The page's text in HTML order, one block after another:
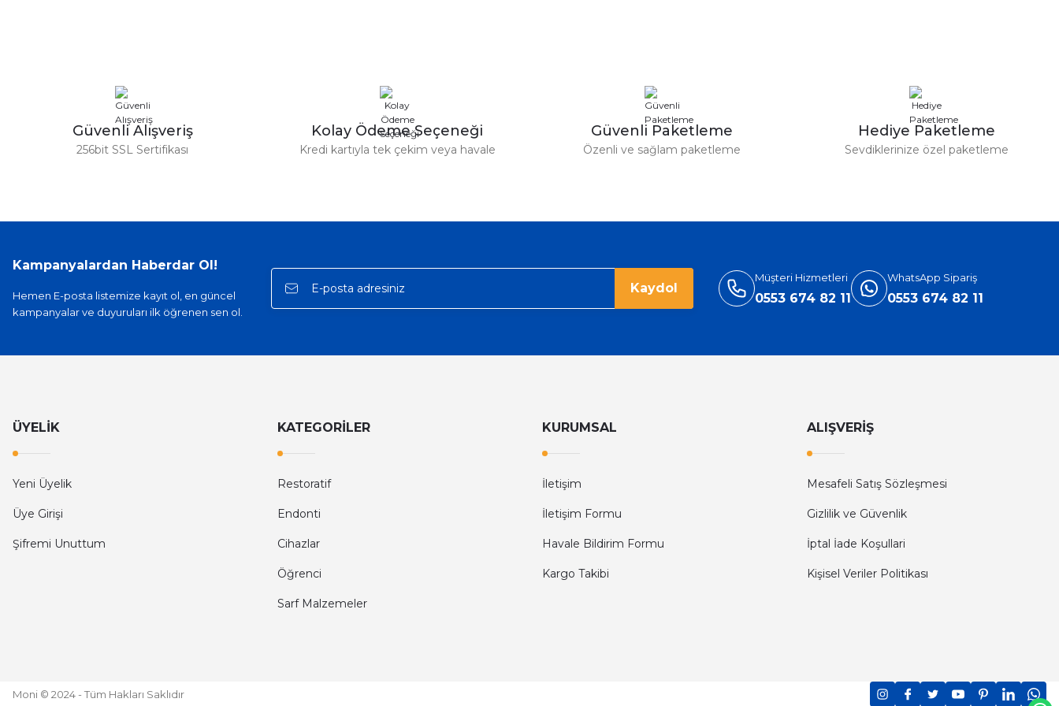
Ürün fiyatı diğer sitelerden daha pahalı.
Bu ürüne benzer farklı alternatifler olmalı.
Gönder
Güvenli Alışveriş
256bit SSL Sertifikası
Kolay Ödeme Seçeneği
Kredi kartıyla tek çekim veya havale
Güvenli Paketleme
Özenli ve sağlam paketleme
Hediye Paketleme
Sevdiklerinize özel paketleme
Kampanyalardan Haberdar Ol!
Hemen E-posta listemize kayıt ol, en güncel
kampanyalar ve duyuruları ilk öğrenen sen ol.
Kaydol
Müşteri Hizmetleri
0553 674 82 11
WhatsApp Sipariş
0553 674 82 11
ÜYELİK
Yeni Üyelik
Üye Girişi
Şifremi Unuttum
KATEGORİLER
Restoratif
Endonti
Cihazlar
Öğrenci
Sarf Malzemeler
KURUMSAL
İletişim
İletişim Formu
Havale Bildirim Formu
Kargo Takibi
ALIŞVERİŞ
Mesafeli Satış Sözleşmesi
Gizlilik ve Güvenlik
İptal İade Koşullari
Kişisel Veriler Politikası
Moni © 2024 - Tüm Hakları Saklıdır